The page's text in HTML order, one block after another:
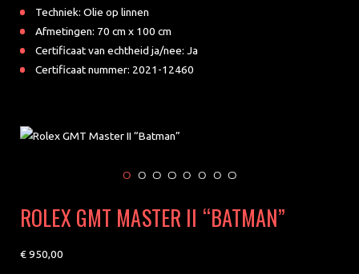
Techniek: Olie op linnen
Afmetingen: 70 cm x 100 cm
Certificaat van echtheid ja/nee: Ja
Certificaat nummer: 2021-12460
ROLEX GMT MASTER II “BATMAN”
950